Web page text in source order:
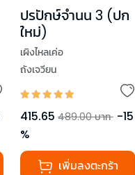
ปรปักษ์จำนน 3 (ปก
ใหม่)
เผิงไหลเค่อ
ถังเจวียน
415.65 489.00 บาท -15
%
เพิ่มลงตะกร้า